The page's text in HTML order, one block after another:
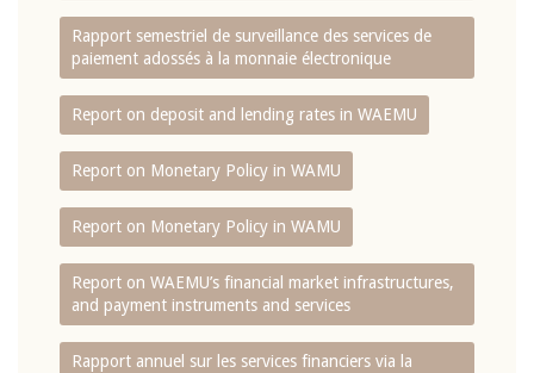
Rapport semestriel de surveillance des services de
paiement adossés à la monnaie électronique
Report on deposit and lending rates in WAEMU
Report on Monetary Policy in WAMU
Report on Monetary Policy in WAMU
Report on WAEMU’s financial market infrastructures,
and payment instruments and services
Rapport annuel sur les services financiers via la